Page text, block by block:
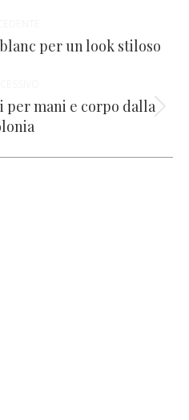
Post per un look stiloso
Prossimo
per mani e corpo dalla